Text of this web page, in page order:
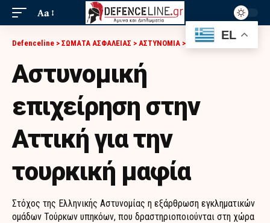
Aa
Defenceline > ΣΩΜΑΤΑ ΑΣΦΑΛΕΙΑΣ > ΑΣΤΥΝΟΜΙΑ > ΑΣΤΥΝΟΜΙΚΉ ΕΠΙΧΕΊΡΗΣΗ ΣΤΗΝ ΑΤΤΙΚΉ ΓΙΑ ΤΗΝ ΤΟΥΡΚΙΚΉ ΜΑΦΊΑ
Αστυνομική
επιχείρηση στην
Αττική για την
τουρκική μαφία
Στόχος της Ελληνικής Αστυνομίας η εξάρθρωση εγκληματικών
ομάδων Τούρκων υπηκόων, που δραστηριοποιούνται στη χώρα
EL